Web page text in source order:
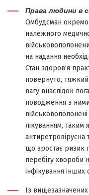
Права людини в
Омбудсман окремо
належного
на надання
Стан здоров’я
повернуто,
вагу внаслідок
поводження з
лікуванням, таким
антиретровірусна
що зростає ризик
перебігу хвороби
інфікування інших
Із